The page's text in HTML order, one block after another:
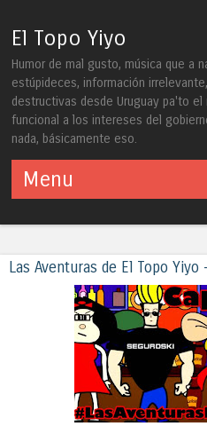
El Topo Yiyo
Humor de mal gusto, música que a
estúpideces, información
destructivas desde Uruguay pa'to
funcional a los intereses del
nada, básicamente eso.
Menu
Las Aventuras de El Topo Yiyo